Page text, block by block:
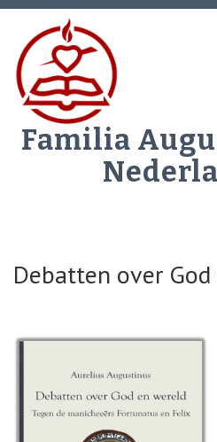
Ga
inhoud
(Druk
enter)
Familia
Debatten over